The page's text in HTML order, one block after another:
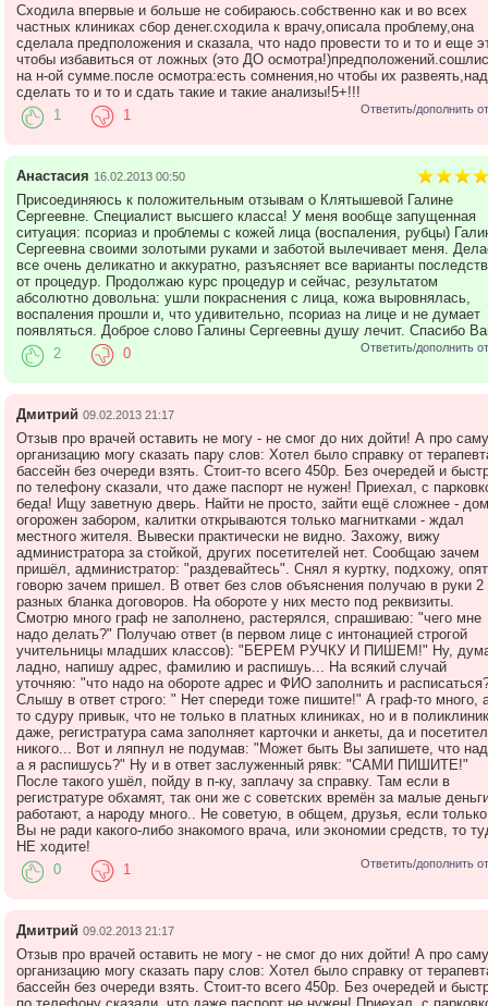
Сходила впервые и больше не собираюсь.собственно как и во всех
частных клиниках сбор денег.сходила к врачу,описала проблему,она
сделала предположения и сказала, что надо провести то и то и еще
чтобы избавиться от ложных (это ДО
на н-ой сумме.после осмотра:есть сомнения,но чтобы их
сделать то и то и сдать такие и такие анализы!5+!!!
Ответить/дополнить
1 1
Анастасия 16.02.2013 00:50
Присоединяюсь к положительным отзывам о Клятышевой Галине
Сергеевне. Специалист высшего класса! У меня вообще запущенная
ситуация: псориаз и проблемы с кожей лица (воспаления, рубцы)
Сергеевна своими золотыми руками и заботой вылечивает меня.
все очень деликатно и аккуратно, разъясняет все варианты
от процедур. Продолжаю курс процедур и сейчас, результатом
абсолютно довольна: ушли покраснения с лица, кожа выровнялась,
воспаления прошли и, что удивительно, псориаз на лице и не думает
появляться. Доброе слово Галины Сергеевны душу лечит. Спасибо
Ответить/дополнить
2 0
Дмитрий 09.02.2013 21:17
Отзыв про врачей оставить не могу - не смог до них дойти! А про саму
организацию могу сказать пару слов: Хотел было справку от
бассейн без очереди взять. Стоит-то всего 450р. Без очередей и
по телефону сказали, что даже паспорт не нужен! Приехал, с
беда! Ищу заветную дверь. Найти не просто, зайти ещё сложнее - дом
огорожен забором, калитки открываются только магнитками - ждал
местного жителя. Вывески практически не видно. Захожу, вижу
администратора за стойкой, других посетителей нет. Сообщаю зачем
пришёл, администратор: "раздевайтесь". Снял я куртку, подхожу,
говорю зачем пришел. В ответ без слов объяснения получаю в руки 2
разных бланка договоров. На обороте у них место под реквизиты.
Смотрю много граф не заполнено, растерялся, спрашиваю: "чего мне
надо делать?" Получаю ответ (в первом лице с интонацией строгой
учительницы младших классов): "БЕРЕМ РУЧКУ И ПИШЕМ!" Ну,
ладно, напишу адрес, фамилию и распишуь... На всякий случай
уточняю: "что надо на обороте адрес и ФИО заполнить и
Слышу в ответ строго: " Нет спереди тоже пишите!" А граф-то много,
то сдуру привык, что не только в платных клиниках, но и в
даже, регистратура сама заполняет карточки и анкеты, да и
никого... Вот и ляпнул не подумав: "Может быть Вы запишете, что
а я распишусь?" Ну и в ответ заслуженный рявк: "САМИ ПИШИТЕ!"
После такого ушёл, пойду в п-ку, заплачу за справку. Там если в
регистратуре обхамят, так они же с советских времён за малые
работают, а народу много.. Не советую, в общем, друзья, если только
Вы не ради какого-либо знакомого врача, или экономии средств, то
НЕ ходите!
Ответить/дополнить
0 1
Дмитрий 09.02.2013 21:17
Отзыв про врачей оставить не могу - не смог до них дойти! А про саму
организацию могу сказать пару слов: Хотел было справку от
бассейн без очереди взять. Стоит-то всего 450р. Без очередей и